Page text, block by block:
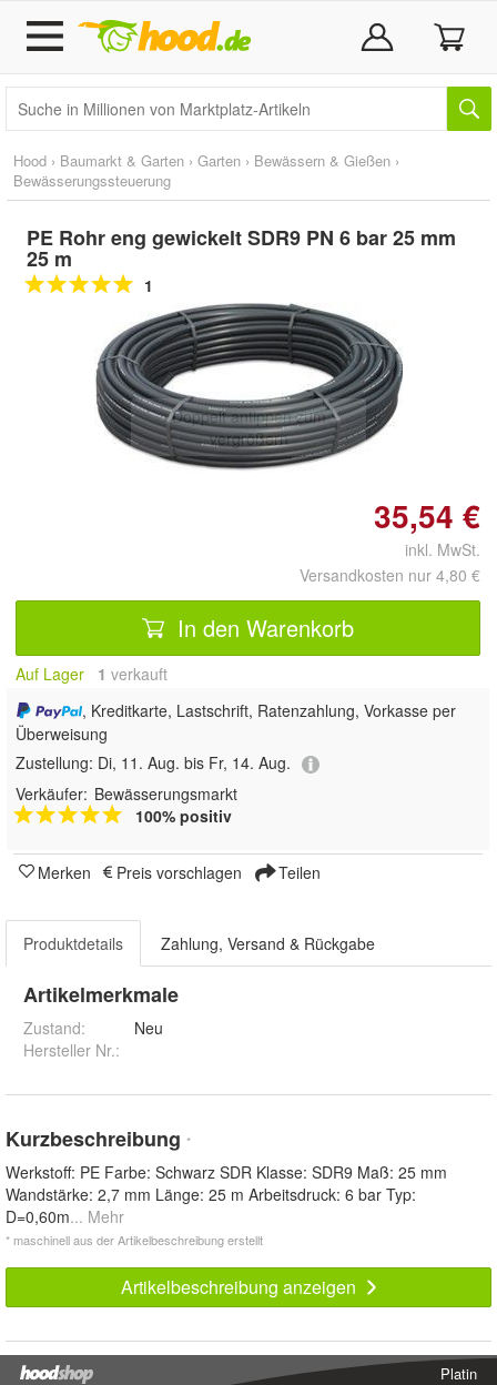
Hood › Baumarkt & Garten › Garten › Bewässern & Gießen ›
Bewässerungssteuerung
PE Rohr eng gewickelt SDR9 PN 6 bar 25 mm
25 m
1
Doppelt antippen zum
vergrößern
35,54 €
inkl. MwSt.
Versandkosten nur 4,80 €
In den Warenkorb
Auf Lager 1 verkauft
, Kreditkarte, Lastschrift, Ratenzahlung, Vorkasse per
Überweisung
Zustellung: Di, 11. Aug. bis Fr, 14. Aug.
Verkäufer: Bewässerungsmarkt
100% positiv
Merken Preis vorschlagen Teilen
Produktdetails Zahlung, Versand & Rückgabe
Artikelmerkmale
Zustand:
Neu
Hersteller Nr.:
Kurzbeschreibung *
Werkstoff: PE Farbe: Schwarz SDR Klasse: SDR9 Maß: 25 mm
Wandstärke: 2,7 mm Länge: 25 m Arbeitsdruck: 6 bar Typ:
D=0,60m... Mehr
* maschinell aus der Artikelbeschreibung erstellt
Artikelbeschreibung anzeigen
Platin